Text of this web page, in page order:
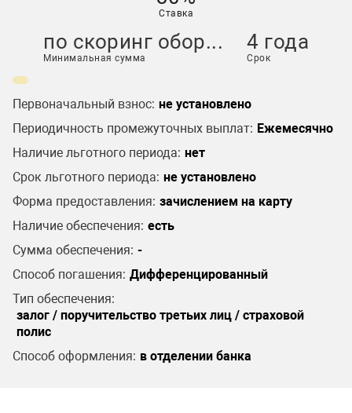
Ставка
по скоринг обор...
Минимальная сумма
4 года
Срок
Первоначальный взнос: не установлено
Периодичность промежуточных выплат: Ежемесячно
Наличие льготного периода: нет
Срок льготного периода: не установлено
Форма предоставления: зачислением на карту
Наличие обеспечения: есть
Сумма обеспечения: -
Способ погашения: Дифференцированный
Тип обеспечения:
залог / поручительство третьих лиц / страховой
полис
Способ оформления: в отделении банка